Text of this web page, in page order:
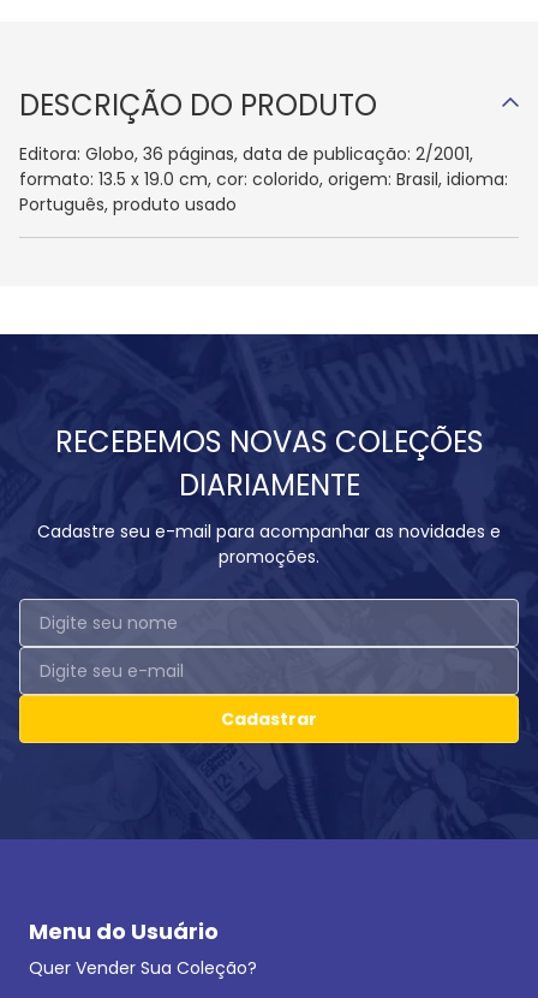
DESCRIÇÃO DO PRODUTO
Editora: Globo, 36 páginas, data de publicação: 2/2001,
formato: 13.5 x 19.0 cm, cor: colorido, origem: Brasil, idioma:
Português, produto usado
RECEBEMOS NOVAS COLEÇÕES
DIARIAMENTE
Cadastre seu e-mail para acompanhar as novidades e
promoções.
Cadastrar
Menu do Usuário
Quer Vender Sua Coleção?